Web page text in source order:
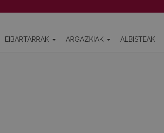
EIBARTARRAK ARGAZKIAK ALBISTEAK